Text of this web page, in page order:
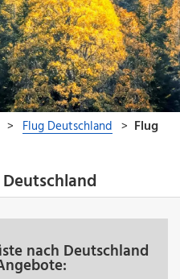
nach Deutschland